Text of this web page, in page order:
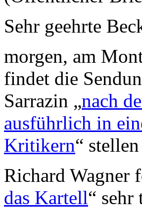
Sehr geehrte
morgen, am
findet die
Sarrazin „nach
ausführlich in
Kritikern“
Richard Wagner
das Kartell“ sehr